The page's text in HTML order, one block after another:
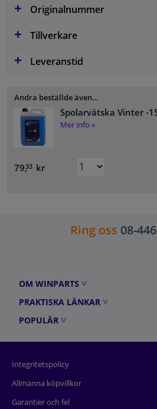
Originalnummer
Tillverkare
Leveranstid
Andra beställde även…
Spolarvätska Vinter -
Mer info »
79,33 kr
Ring oss 08-
OM WINPARTS
PRAKTISKA LÄNKAR
POPULÄR
Integritetspolicy
Allmänna köpvillkor
Garantier och fel